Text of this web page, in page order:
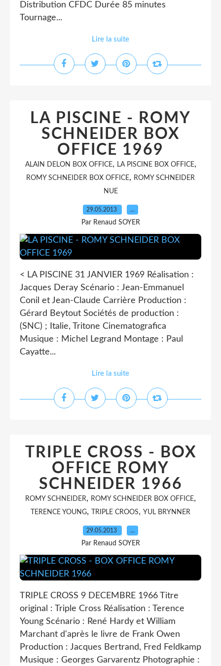
Distribution CFDC Durée 85 minutes
Tournage...
Lire la suite
LA PISCINE - ROMY
SCHNEIDER BOX
OFFICE 1969
ALAIN DELON BOX OFFICE, LA PISCINE BOX OFFICE,
ROMY SCHNEIDER BOX OFFICE, ROMY SCHNEIDER
NUE
29.05.2013 …
Par Renaud SOYER
< LA PISCINE 31 JANVIER 1969 Réalisation :
Jacques Deray Scénario : Jean-Emmanuel
Conil et Jean-Claude Carrière Production :
Gérard Beytout Sociétés de production :
(SNC) ; Italie, Tritone Cinematografica
Musique : Michel Legrand Montage : Paul
Cayatte...
Lire la suite
TRIPLE CROSS - BOX
OFFICE ROMY
SCHNEIDER 1966
ROMY SCHNEIDER, ROMY SCHNEIDER BOX OFFICE,
TERENCE YOUNG, TRIPLE CROOS, YUL BRYNNER
29.05.2013 …
Par Renaud SOYER
TRIPLE CROSS 9 DECEMBRE 1966 Titre
original : Triple Cross Réalisation : Terence
Young Scénario : René Hardy et William
Marchant d'après le livre de Frank Owen
Production : Jacques Bertrand, Fred Feldkamp
Musique : Georges Garvarentz Photographie :